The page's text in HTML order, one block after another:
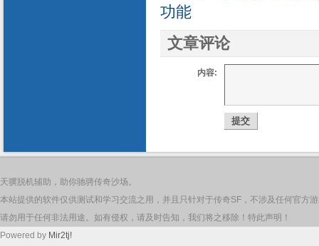
功能
文章评论
内容:
天骥脱机辅助，助你驰骋传奇沙场。
本站提供的软件仅供测试和学习交流之用，并且只针对于传奇SF，不涉及任何官方
请勿用于任何非法用途。如有侵权，请及时告知，我们将之移除！特此声明！
Powered by Mir2tj!